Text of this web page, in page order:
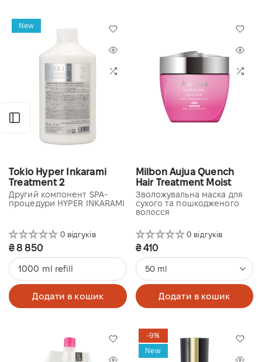
Відкрити бічну панель
New
Tokio Hyper Inkarami
Treatment 2
Другий компонент SPA-
процедури HYPER INKARAMI
0 відгуків
₴ 8 850
1000 ml refill
Додати в кошик
Milbon Aujua Quench
Hair Treatment Moist
Зволожувальна маска для
сухого та пошкодженого
волосся
0 відгуків
₴ 410
50 ml
Додати в кошик
-9%
New